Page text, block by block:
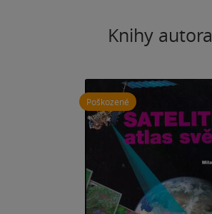
Knihy autora
Poškozené